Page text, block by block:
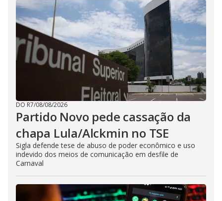
DO R7/08/08/2026
Partido Novo pede cassação da
chapa Lula/Alckmin no TSE
Sigla defende tese de abuso de poder econômico e uso
indevido dos meios de comunicação em desfile de
Carnaval